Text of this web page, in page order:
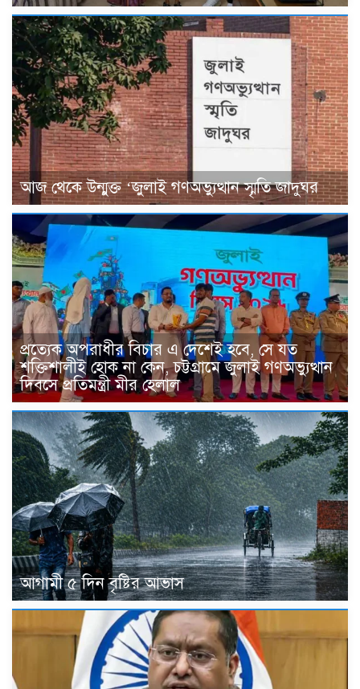
আজ থেকে উন্মুক্ত ‘জুলাই গণঅভ্যুত্থান স্মৃতি জাদুঘর
প্রত্যেক অপরাধীর বিচার এ দেশেই হবে, সে যত
শক্তিশালীই হোক না কেন, চট্টগ্রামে জুলাই গণঅভ্যুত্থান
দিবসে প্রতিমন্ত্রী মীর হেলাল
আগামী ৫ দিন বৃষ্টির আভাস